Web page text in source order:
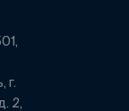
г.
2,